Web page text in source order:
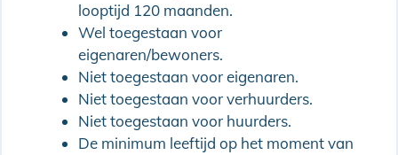
looptijd 120 maanden.
Wel toegestaan voor
eigenaren/bewoners.
Niet toegestaan voor eigenaren.
Niet toegestaan voor verhuurders.
Niet toegestaan voor huurders.
De minimum leeftijd op het moment van